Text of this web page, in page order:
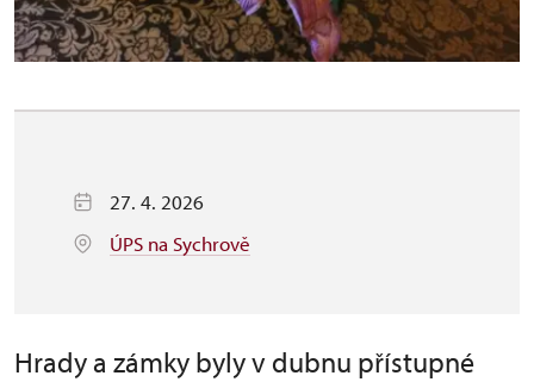
27. 4. 2026
ÚPS na Sychrově
Hrady a zámky byly v dubnu přístupné